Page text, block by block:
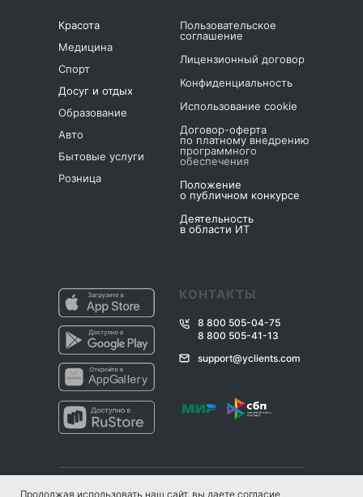
Продолжая использовать наш сайт, вы даете согласие
КОНТАКТЫ
8 800 505-41-13
support@yclients.com
8 800 505-04-75
Медицина
Спорт
Розница
Красота
Авто
Образование
Бытовые услуги
Досуг и отдых
Пользовательское
соглашение
Лицензионный договор
Использование cookie
Конфиденциальность
Договор-оферта
по платному внедрению
программного
обеспечения
Положение
о публичном конкурсе
Деятельность
в области ИТ